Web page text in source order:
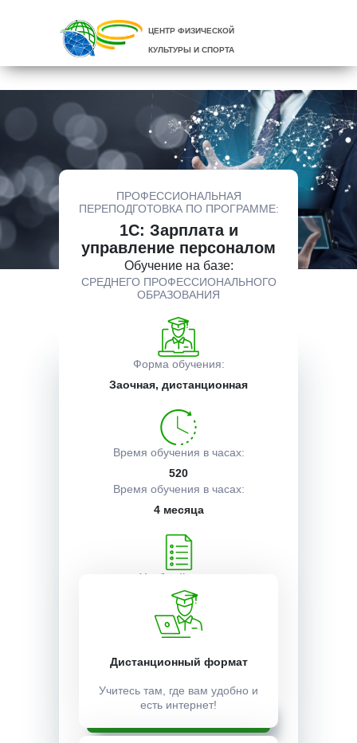
ЦЕНТР ФИЗИЧЕСКОЙ
КУЛЬТУРЫ И СПОРТА
ПРОФЕССИОНАЛЬНАЯ
ПЕРЕПОДГОТОВКА ПО ПРОГРАММЕ:
1С: Зарплата и
управление персоналом
Обучение на базе:
СРЕДНЕГО ПРОФЕССИОНАЛЬНОГО
ОБРАЗОВАНИЯ
Форма обучения:
Заочная, дистанционная
Время обучения в часах:
520
Время обучения в часах:
4 месяца
Учебный план:
Получить
Стоимость:
Описание курса
Получаемые документы
Условия поступления
Дистанционный формат
Учитесь там, где вам удобно и
есть интернет!